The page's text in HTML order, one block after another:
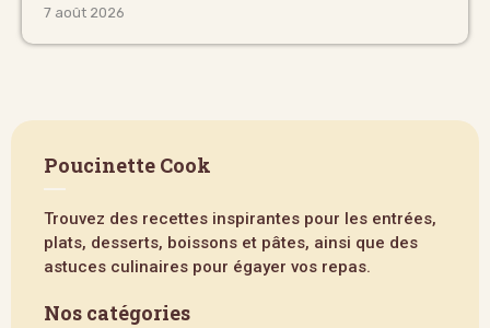
7 août 2026
Poucinette Cook
Trouvez des recettes inspirantes pour les entrées,
plats, desserts, boissons et pâtes, ainsi que des
astuces culinaires pour égayer vos repas.
Nos catégories